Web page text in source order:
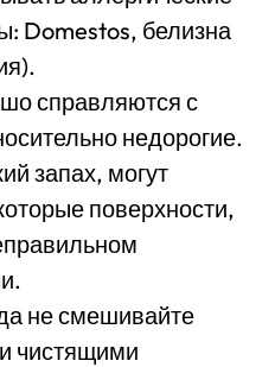
Domestos, белизна
справляются с
недорогие.
запах, могут
поверхности,
не смешивайте
чистящими